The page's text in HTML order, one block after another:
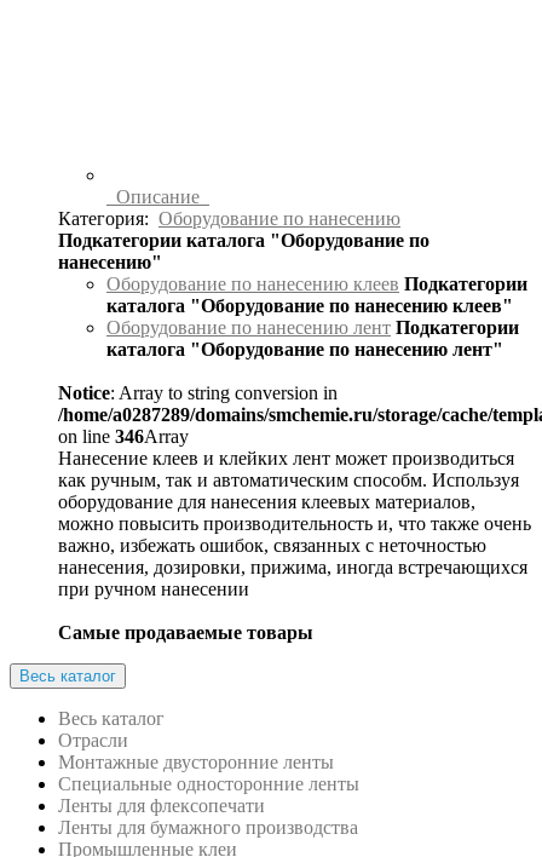
Описание
Категория: Оборудование по нанесению
Подкатегории каталога "Оборудование по
нанесению"
Оборудование по нанесению клеев Подкатегории
каталога "Оборудование по нанесению клеев"
Оборудование по нанесению лент Подкатегории
каталога "Оборудование по нанесению лент"
Notice: Array to string conversion in
/home/a0287289/domains/smchemie.ru/storage/cache/
on line 346Array
Нанесение клеев и клейких лент может производиться
как ручным, так и автоматическим способм. Используя
оборудование для нанесения клеевых материалов,
можно повысить производительность и, что также очень
важно, избежать ошибок, связанных с неточностью
нанесения, дозировки, прижима, иногда встречающихся
при ручном нанесении
Самые продаваемые товары
Весь каталог
Весь каталог
Отрасли
Монтажные двусторонние ленты
Специальные односторонние ленты
Ленты для флексопечати
Ленты для бумажного производства
Промышленные клеи